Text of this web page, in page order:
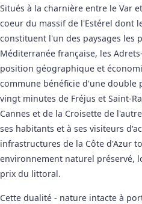
Situés à la charnière entre le Var
coeur du massif de l'Estérel dont
constituent l'un des paysages les
Méditerranée française, les
position géographique et
commune bénéficie d'une double
vingt minutes de Fréjus et Saint-
Cannes et de la Croisette de
ses habitants et à ses visiteurs
infrastructures de la Côte d'Azur
environnement naturel préservé,
prix du littoral.
Cette dualité - nature intacte à